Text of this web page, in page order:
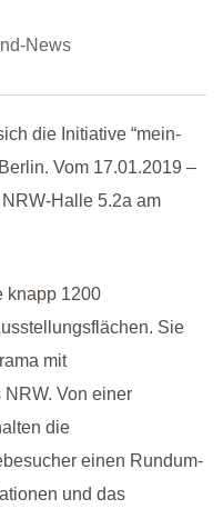
News
die Initiative “mein-
Vom 17.01.2019 –
Halle 5.2a am
knapp 1200
Sie
mit
Von einer
die
einen Rundum-
und das